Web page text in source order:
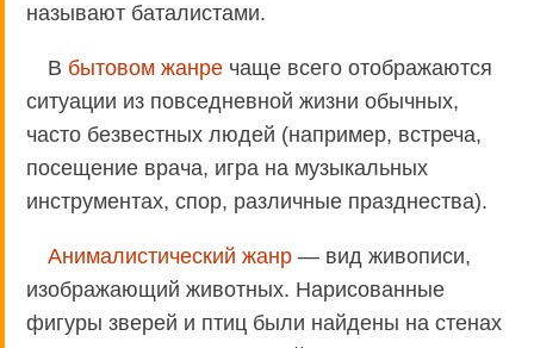
называют баталистами.
В бытовом жанре чаще всего отображаются
ситуации из повседневной жизни обычных,
часто безвестных людей (например, встреча,
посещение врача, игра на музыкальных
инструментах, спор, различные празднества).
Анималистический жанр — вид живописи,
изображающий животных. Нарисованные
фигуры зверей и птиц были найдены на стенах